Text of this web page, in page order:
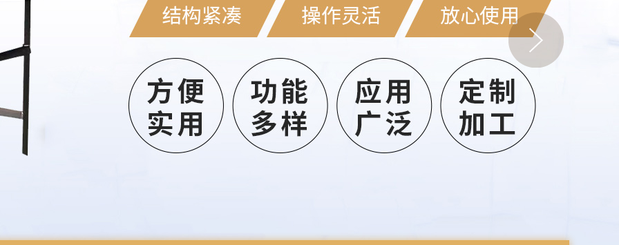
内蒙三通分料器入门科普是什
么、有什么用？